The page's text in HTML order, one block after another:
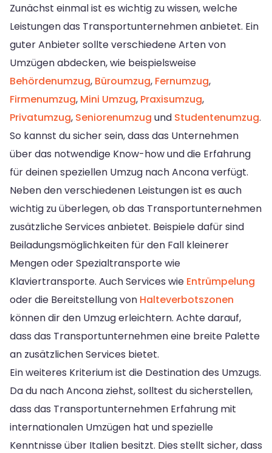
Zunächst einmal ist es wichtig zu wissen, welche
Leistungen das Transportunternehmen anbietet. Ein
guter Anbieter sollte verschiedene Arten von
Umzügen abdecken, wie beispielsweise
Behördenumzug, Büroumzug, Fernumzug,
Firmenumzug, Mini Umzug, Praxisumzug,
Privatumzug, Seniorenumzug und Studentenumzug.
So kannst du sicher sein, dass das Unternehmen
über das notwendige Know-how und die Erfahrung
für deinen speziellen Umzug nach Ancona verfügt.
Neben den verschiedenen Leistungen ist es auch
wichtig zu überlegen, ob das Transportunternehmen
zusätzliche Services anbietet. Beispiele dafür sind
Beiladungsmöglichkeiten für den Fall kleinerer
Mengen oder Spezialtransporte wie
Klaviertransporte. Auch Services wie Entrümpelung
oder die Bereitstellung von Halteverbotszonen
können dir den Umzug erleichtern. Achte darauf,
dass das Transportunternehmen eine breite Palette
an zusätzlichen Services bietet.
Ein weiteres Kriterium ist die Destination des Umzugs.
Da du nach Ancona ziehst, solltest du sicherstellen,
dass das Transportunternehmen Erfahrung mit
internationalen Umzügen hat und spezielle
Kenntnisse über Italien besitzt. Dies stellt sicher, dass